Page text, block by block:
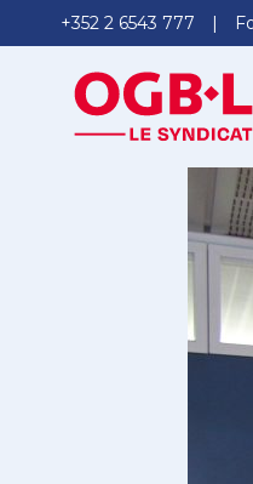
+352 2 6543 777